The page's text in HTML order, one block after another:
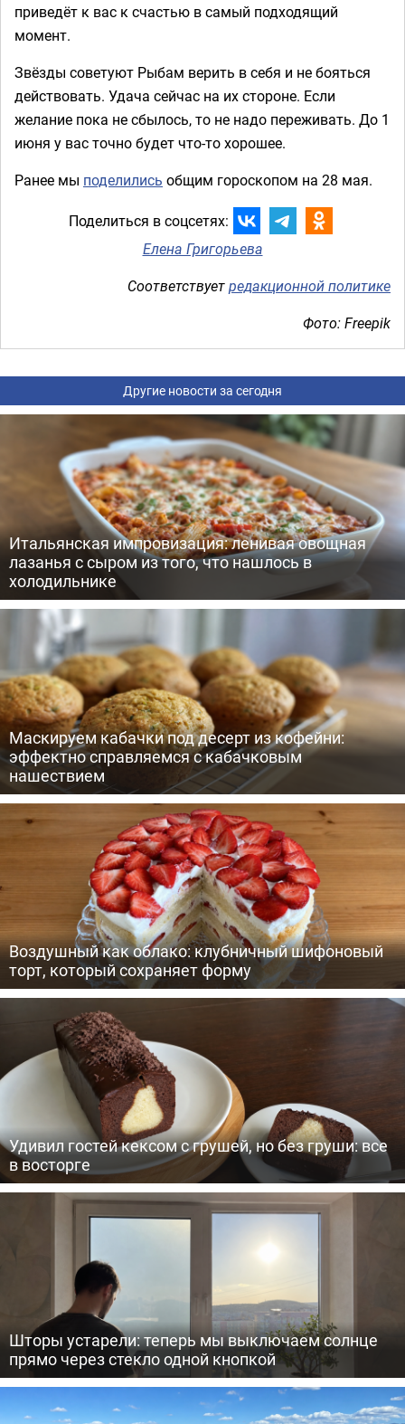
приведёт к вас к счастью в самый подходящий
момент.
Звёзды советуют Рыбам верить в себя и не бояться
действовать. Удача сейчас на их стороне. Если
желание пока не сбылось, то не надо переживать. До 1
июня у вас точно будет что-то хорошее.
Ранее мы поделились общим гороскопом на 28 мая.
Поделиться в соцсетях:
Елена Григорьева
Соответствуетредакционной политике
Фото: Freepik
Другие новости за сегодня
Итальянская импровизация: ленивая овощная
лазанья с сыром из того, что нашлось в
холодильнике
Маскируем кабачки под десерт из кофейни:
эффектно справляемся с кабачковым
нашествием
Воздушный как облако: клубничный шифоновый
торт, который сохраняет форму
Удивил гостей кексом с грушей, но без груши: все
в восторге
Шторы устарели: теперь мы выключаем солнце
прямо через стекло одной кнопкой